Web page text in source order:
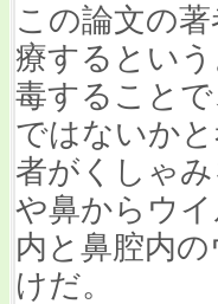
この論文の
療するとい
毒すること
ではないか
者がくしゃ
や鼻からウ
内と鼻腔内
けだ。